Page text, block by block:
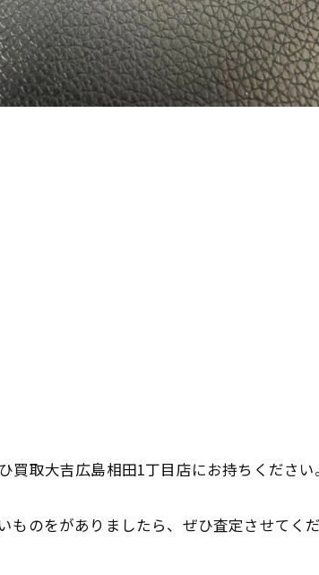
取大吉広島相田1丁目店にお持ちください。
ものをがありましたら、ぜひ査定させてく